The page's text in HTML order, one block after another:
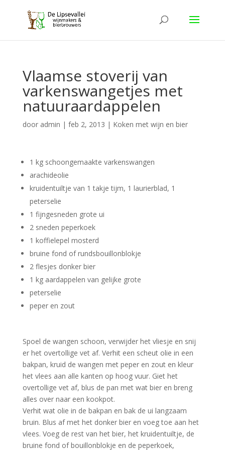
Vlaamse stoverij van
varkenswangetjes met
natuuraardappelen
door admin | feb 2, 2013 | Koken met wijn en bier
1 kg schoongemaakte varkenswangen
arachideolie
kruidentuiltje van 1 takje tijm, 1 laurierblad, 1
peterselie
1 fijngesneden grote ui
2 sneden peperkoek
1 koffielepel mosterd
bruine fond of rundsbouillonblokje
2 flesjes donker bier
1 kg aardappelen van gelijke grote
peterselie
peper en zout
Spoel de wangen schoon, verwijder het vliesje en snij
er het overtollige vet af. Verhit een scheut olie in een
bakpan, kruid de wangen met peper en zout en kleur
het vlees aan alle kanten op hoog vuur. Giet het
overtollige vet af, blus de pan met wat bier en breng
alles over naar een kookpot.
Verhit wat olie in de bakpan en bak de ui langzaam
bruin. Blus af met het donker bier en voeg toe aan het
vlees. Voeg de rest van het bier, het kruidentuiltje, de
bruine fond of bouillonblokje en de peperkoek,